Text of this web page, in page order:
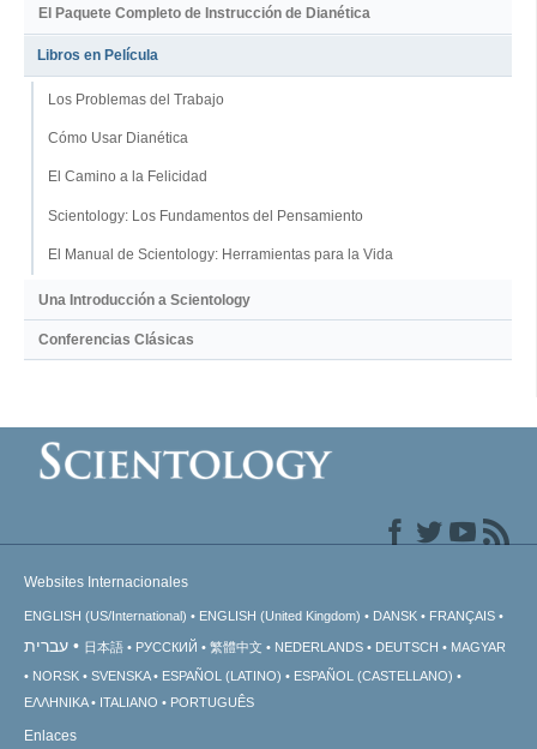
El Paquete Completo de Instrucción de Dianética
Libros en Película
Los Problemas del Trabajo
Cómo Usar Dianética
El Camino a la Felicidad
Scientology: Los Fundamentos del Pensamiento
El Manual de Scientology: Herramientas para la Vida
Una Introducción a Scientology
Conferencias Clásicas
Websites Internacionales
ENGLISH (US/International) ENGLISH (United Kingdom) DANSK FRANÇAIS
עברית 日本語 РУССКИЙ 繁體中文 NEDERLANDS DEUTSCH
MAGYAR
NORSK
SVENSKA ESPAÑOL (LATINO)
ESPAÑOL (CASTELLANO)
ΕΛΛΗΝΙΚA
ITALIANO PORTUGUÊS
Enlaces